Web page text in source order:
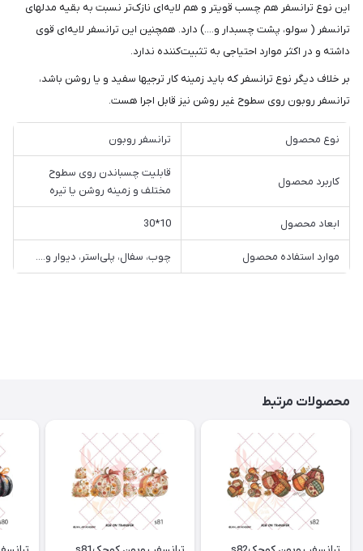
این نوع ترانسفر هم چسب قوی‎تر و هم لایه‌ای نازک‌تر نسبت به بقیه مدلهای
ترانسفر ( سولو، پشت چسبدار و....) دارد. همچنین این ترانسفر لایه‌ای قوی
داشته و در اکثر موارد احتیاجی به تثبیت‌کننده ندارد.
بر خلاف دیگر نوع ترانسفر که باید زمینه کار ترجیها سفید و یا روشن باشد،
ترانسفر روبون روی سطوح غیر روشن نیز قابل اجرا هست.
نوع محصول ترانسفر روبون
کاربرد محصول
قابلیت چسباندن روی سطوح
مختلف و زمینه روشن یا تیره
ابعاد محصول 10*30
موارد استفاده محصول چوب، سفال، پلی‌استر، دیوار و....
محصولات مرتبط